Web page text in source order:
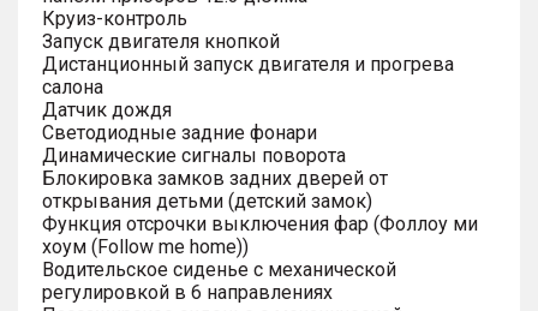
Круиз-контроль
Запуск двигателя кнопкой
Дистанционный запуск двигателя и прогрева
салона
Датчик дождя
Светодиодные задние фонари
Динамические сигналы поворота
Блокировка замков задних дверей от
открывания детьми (детский замок)
Функция отсрочки выключения фар (Фоллоу ми
хоум (Follow me home))
Водительское сиденье с механической
регулировкой в 6 направлениях